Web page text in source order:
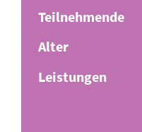
Teilnehmende
Alter
Leistungen